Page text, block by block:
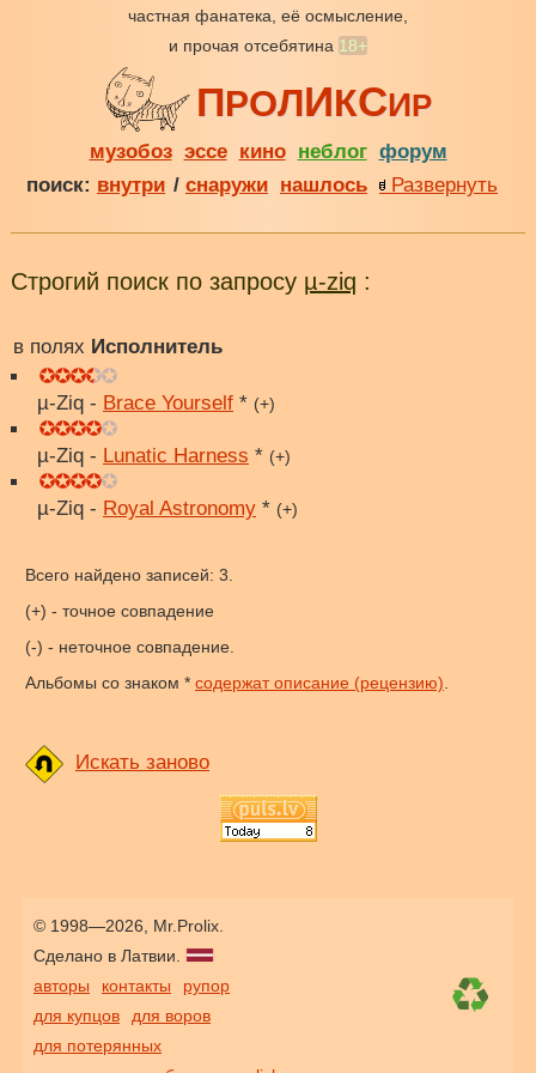
частная фанатека, её осмысление,
и прочая отсебятина 18+
ПРОЛИКСИР
музобоз эссе кино неблог форум
поиск: внутри / снаружи нашлось Развернуть
Строгий поиск по запросу µ-ziq :
в полях Исполнитель
µ-Ziq - Brace Yourself * (+)
µ-Ziq - Lunatic Harness * (+)
µ-Ziq - Royal Astronomy * (+)
Всего найдено записей: 3.
(+) - точное совпадение
(-) - неточное совпадение.
Альбомы со знаком * содержат описание (рецензию)
Искать заново
© 1998—2026, Mr.Prolix.
Сделано в Латвии.
авторы
контакты
рупор
для купцов
для воров
для потерянных